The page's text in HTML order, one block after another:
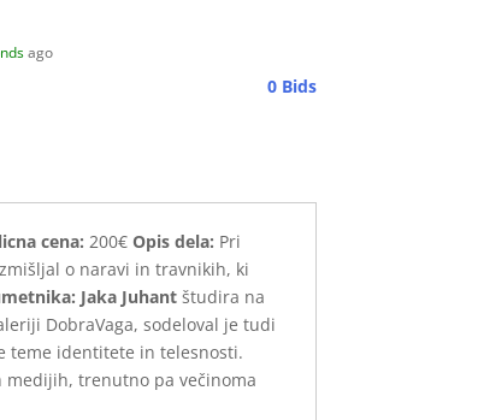
ago
0 Bids
cena: 200€ Opis dela: Pri
o naravi in travnikih, ki
Jaka Juhant študira na
DobraVaga, sodeloval je tudi
teme identitete in telesnosti.
medijih, trenutno pa večinoma